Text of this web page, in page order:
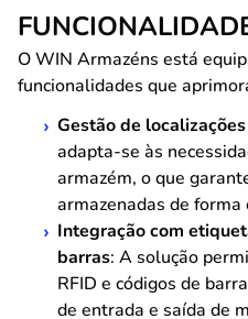
O WIN Armazéns está
funcionalidades que
Gestão de
adapta-se às
armazém, o que
armazenadas de forma
Integração com
barras: A solução
RFID e códigos de
de entrada e saída de